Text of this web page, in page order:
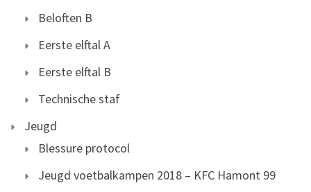
Beloften B
Eerste elftal A
Eerste elftal B
Technische staf
Jeugd
Blessure protocol
Jeugd voetbalkampen 2018 – KFC Hamont 99